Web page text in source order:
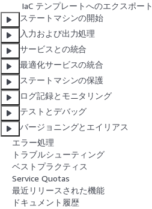
IaC テンプレートへのエクスポート
ステートマシンの開始
入力および出力処理
サービスとの統合
最適化サービスの統合
ステートマシンの保護
ログ記録とモニタリング
テストとデバッグ
バージョニングとエイリアス
エラー処理
トラブルシューティング
ベストプラクティス
Service Quotas
最近リリースされた機能
ドキュメント履歴